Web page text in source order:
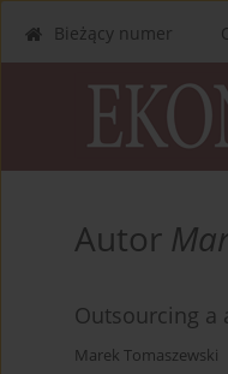
Bieżący numer
Autor
Outsourcing a
Marek Tomaszewski